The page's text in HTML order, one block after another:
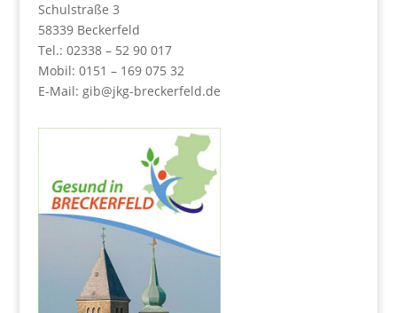
Schulstraße 3
58339 Beckerfeld
Tel.: 02338 – 52 90 017
Mobil: 0151 – 169 075 32
E-Mail: gib@jkg-breckerfeld.de